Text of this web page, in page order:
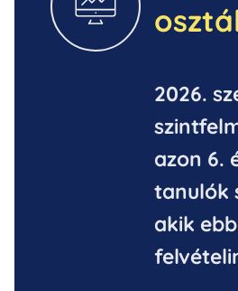
2026.
azon 6.
tanulók
akik